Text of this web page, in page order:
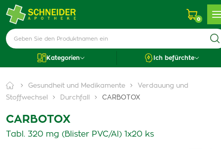
0
Kategorien Ich befürchte
Gesundheit und Medikamente
Verdauung und
Stoffwechsel
Durchfall CARBOTOX
CARBOTOX
Tabl. 320 mg (Blister PVC/Al) 1x20 ks